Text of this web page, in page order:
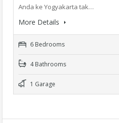
Anda ke Yogyakarta tak…
More Details
6 Bedrooms
4 Bathrooms
1 Garage